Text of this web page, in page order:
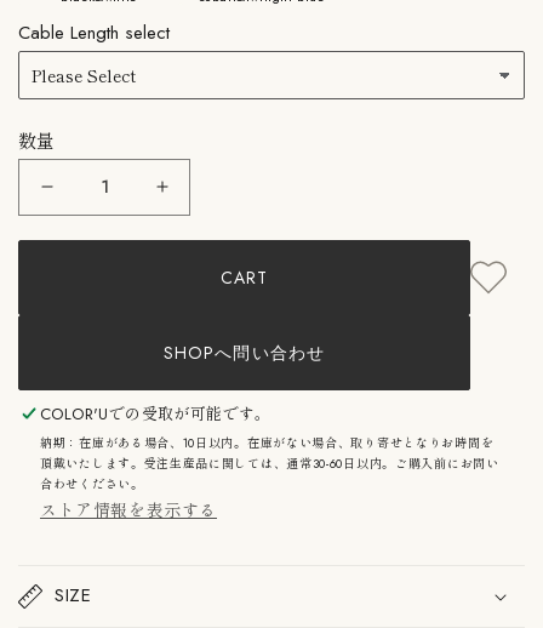
Cable Length select
数量
&amp;Tradition：
Flowerpot
VP7
シ
ョ
ン
フ
ラ
ワ
ー
ト
VP7
&amp;Tradition：
Flowerpot
VP7
&amp;
デ
シ
ョ
ン
フ
ラ
ワ
ー
CART
SHOPへ問い合わせ
COLOR'Uでの受取が可能です。
納期：在庫がある場合、10日以内。在庫がない場合、取り寄せとなりお時間を
頂戴いたします。受注生産品に関しては、通常30-60日以内。ご購入前にお問い
合わせください。
ストア情報を表示する
SIZE